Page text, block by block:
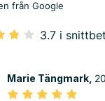
från Google
3.7 i
Marie Tängmark,